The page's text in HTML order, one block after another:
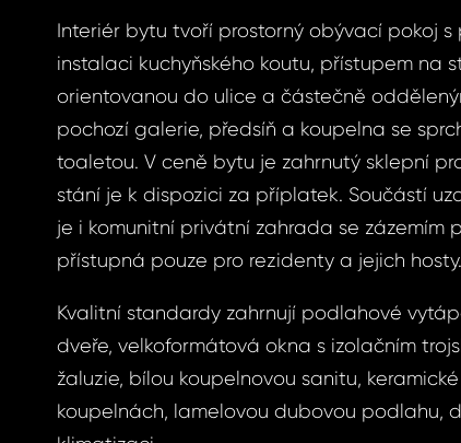
Interiér bytu tvoří prostorný obývací pokoj s
instalaci kuchyňského koutu, přístupem na
orientovanou do ulice a částečně
pochozí galerie, předsíň a koupelna se
toaletou. V ceně bytu je zahrnutý sklepní
stání je k dispozici za příplatek. Součástí
je i komunitní privátní zahrada se zázemím
přístupná pouze pro rezidenty a jejich hosty.
Kvalitní standardy zahrnují podlahové
dveře, velkoformátová okna s izolačním
žaluzie, bílou koupelnovou sanitu,
koupelnách, lamelovou dubovou podlahu,